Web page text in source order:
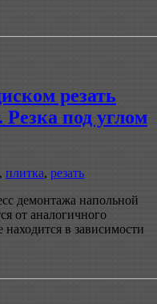
резать
под углом
, плитка, резать
демонтажа напольной
от аналогичного
в зависимости